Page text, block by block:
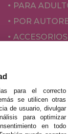
PARA
POR
ACCESORIOS
JUEGOS DE
para el correcto
se utilicen otras
de usuario, divulgar
para optimizar
en todo